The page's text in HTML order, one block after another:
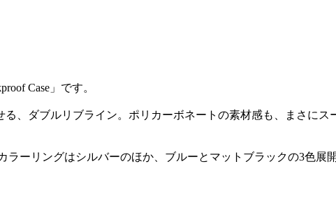
Case」です。
、ダブルリブライン。ポリカーボネートの素材感も、まさにス
ーリングはシルバーのほか、ブルーとマットブラックの3色展